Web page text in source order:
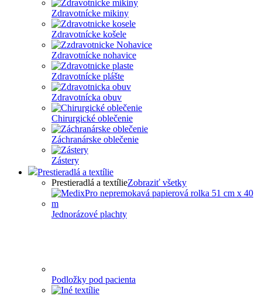
Zdravotnícke mikiny
Zdravotnícke košele
Zdravotnícke nohavice
Zdravotnícke plášte
Zdravotnícka obuv
Chirurgické oblečenie
Záchranárske oblečenie
Zástery
Prestieradlá a textílie
Prestieradlá a textílieZobraziť všetky
Jednorázové plachty
Podložky pod pacienta